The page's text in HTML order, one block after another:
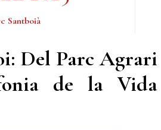
Santboià
Del Parc Agrari
de la Vida